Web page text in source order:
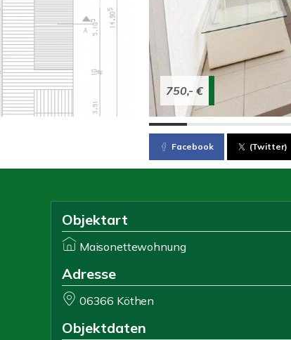
750,- €
Facebook (Twitter)
Objektart
Maisonettewohnung
Adresse
06366 Köthen
Objektdaten